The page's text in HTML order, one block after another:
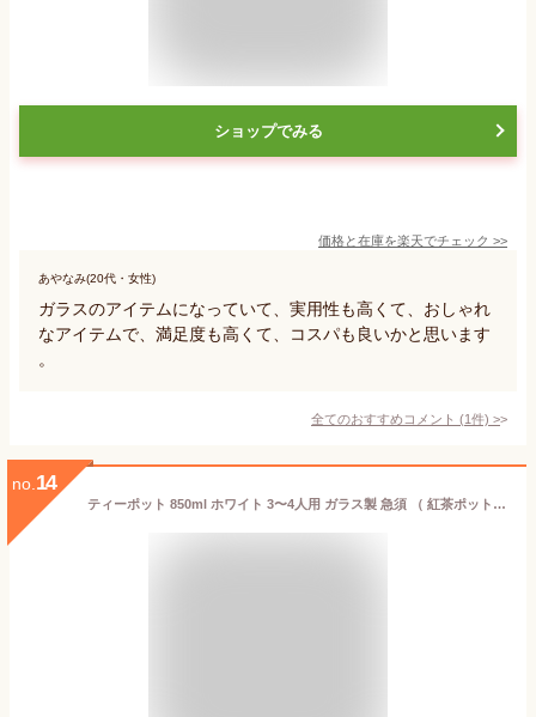
ショップでみる
価格と在庫を楽天でチェック >>
あやなみ(20代・女性)
ガラスのアイテムになっていて、実用性も高くて、おしゃれ
なアイテムで、満足度も高くて、コスパも良いかと思います
。
全てのおすすめコメント (1件) >
no. 14
ティーポット 850ml ホワイト 3〜4人用 ガラス製 急須 （ 紅茶ポット ストレーナー 茶こし 一体型 片手 3〜4杯 ガラス 紅茶 ガラスティーポット おしゃれ お茶用品 ティーウェア 茶器 ） 【39ショップ】